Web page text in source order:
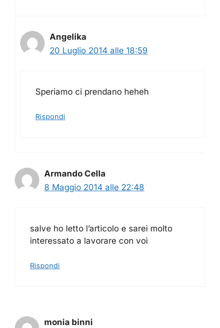
Angelika
20 Luglio 2014 alle 18:59
Speriamo ci prendano heheh
Rispondi
Armando Cella
8 Maggio 2014 alle 22:48
salve ho letto l’articolo e sarei molto
interessato a lavorare con voi
Rispondi
monia binni